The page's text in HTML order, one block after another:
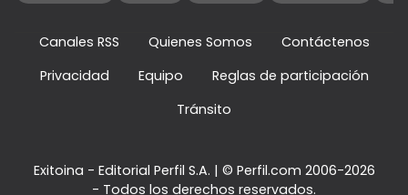
Canales RSS Quienes Somos
Contáctenos
Privacidad
Equipo
Reglas de participación
Tránsito
Exitoina - Editorial Perfil S.A. | © Perfil.com 2006-2026
- Todos los derechos reservados.